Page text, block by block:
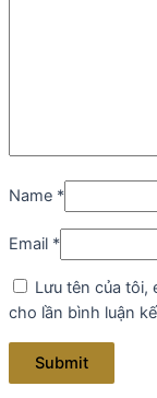
Name *
Email *
Lưu tên của tôi,
cho lần bình luận